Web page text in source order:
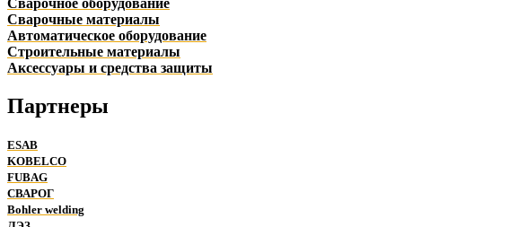
Сварочное оборудование
Сварочные материалы
Автоматическое оборудование
Строительные материалы
Аксессуары и средства защиты
Партнеры
ESAB
KOBELCO
FUBAG
СВАРОГ
Bohler welding